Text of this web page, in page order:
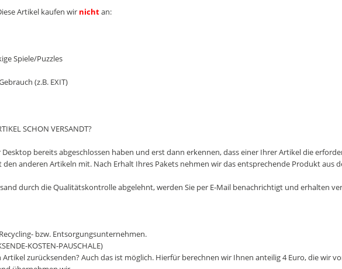
Artikel kaufen wir nichtan:
Spiele/Puzzles
(z.B. EXIT)
SCHON VERSANDT?
bereits abgeschlossen haben und erst dann erkennen, dass einer Ihrer Artikel die
anderen Artikeln mit. Nach Erhalt Ihres Pakets nehmen wir das entsprechende Produkt aus
durch die Qualitätskontrolle abgelehnt, werden Sie per E-Mail benachrichtigt und erhalten
bzw. Entsorgungsunternehmen.
KOSTEN-PAUSCHALE)
zurücksenden? Auch das ist möglich. Hierfür berechnen wir Ihnen anteilig 4 Euro, die wir